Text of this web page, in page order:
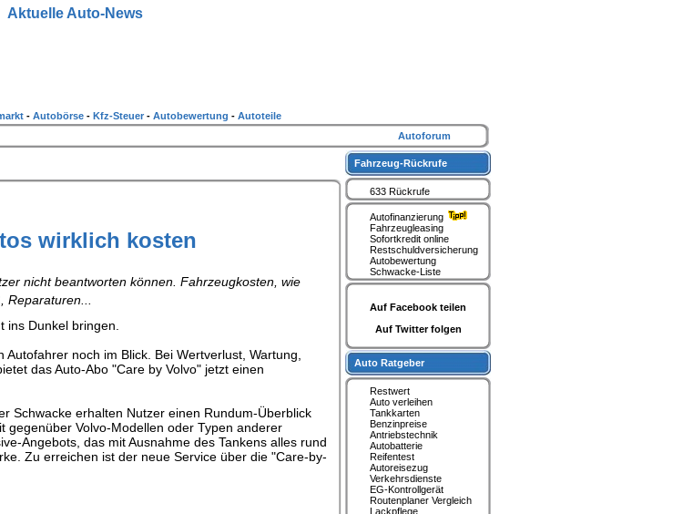
wirklich kosten
nicht beantworten können. Fahrzeugkosten, wie
ins Dunkel bringen.
noch im Blick. Bei Wertverlust, Wartung,
das Auto-Abo "Care by Volvo" jetzt einen
Schwacke erhalten Nutzer einen Rundum-Überblick
gegenüber Volvo-Modellen oder Typen anderer
Angebots, das mit Ausnahme des Tankens alles rund
Zu erreichen ist der neue Service über die "Care-by-
Fahrzeug-Rückrufe
633 Rückrufe
Autofinanzierung
Fahrzeugleasing
Sofortkredit online
Restschuldversicherung
Autobewertung
Schwacke-Liste
Auf Facebook teilen
Auf Twitter folgen
Auto Ratgeber
Restwert
Auto verleihen
Tankkarten
Benzinpreise
Antriebstechnik
Autobatterie
Reifentest
Autoreisezug
Verkehrsdienste
EG-Kontrollgerät
Routenplaner Vergleich
Lackpflege
Aktuelle Auto-News
- Autobörse - Kfz-Steuer - Autobewertung - Autoteile
Autoforum